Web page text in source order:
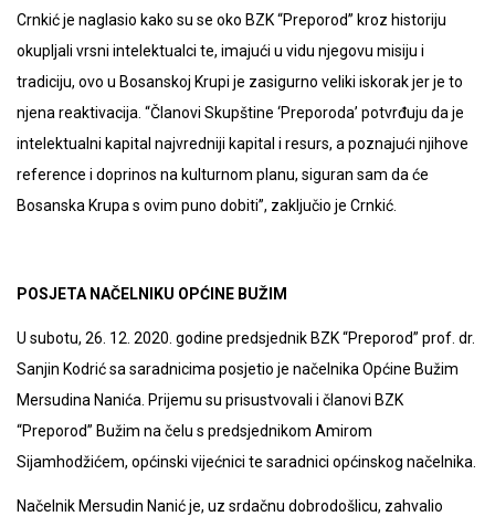
Crnkić je naglasio kako su se oko BZK “Preporod” kroz historiju
okupljali vrsni intelektualci te, imajući u vidu njegovu misiju i
tradiciju, ovo u Bosanskoj Krupi je zasigurno veliki iskorak jer je to
njena reaktivacija. “Članovi Skupštine ‘Preporoda’ potvrđuju da je
intelektualni kapital najvredniji kapital i resurs, a poznajući njihove
reference i doprinos na kulturnom planu, siguran sam da će
Bosanska Krupa s ovim puno dobiti”, zaključio je Crnkić.
POSJETA NAČELNIKU OPĆINE BUŽIM
U subotu, 26. 12. 2020. godine predsjednik BZK “Preporod” prof. dr.
Sanjin Kodrić sa saradnicima posjetio je načelnika Općine Bužim
Mersudina Nanića. Prijemu su prisustvovali i članovi BZK
“Preporod” Bužim na čelu s predsjednikom Amirom
Sijamhodžićem, općinski vijećnici te saradnici općinskog načelnika.
Načelnik Mersudin Nanić je, uz srdačnu dobrodošlicu, zahvalio